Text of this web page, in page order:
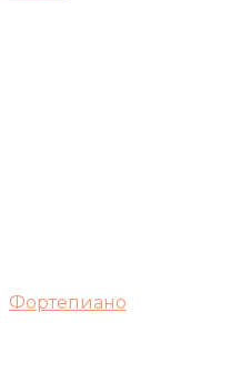
Фортепиано